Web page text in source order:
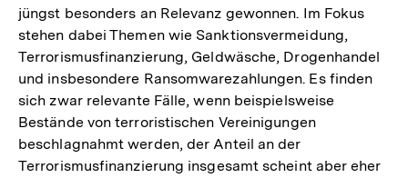
jüngst besonders an Relevanz gewonnen. Im Fokus
stehen dabei Themen wie Sanktionsvermeidung,
Terrorismusfinanzierung, Geldwäsche, Drogenhandel
und insbesondere Ransomwarezahlungen. Es finden
sich zwar relevante Fälle, wenn beispielsweise
Bestände von terroristischen Vereinigungen
beschlagnahmt werden, der Anteil an der
Terrorismusfinanzierung insgesamt scheint aber eher